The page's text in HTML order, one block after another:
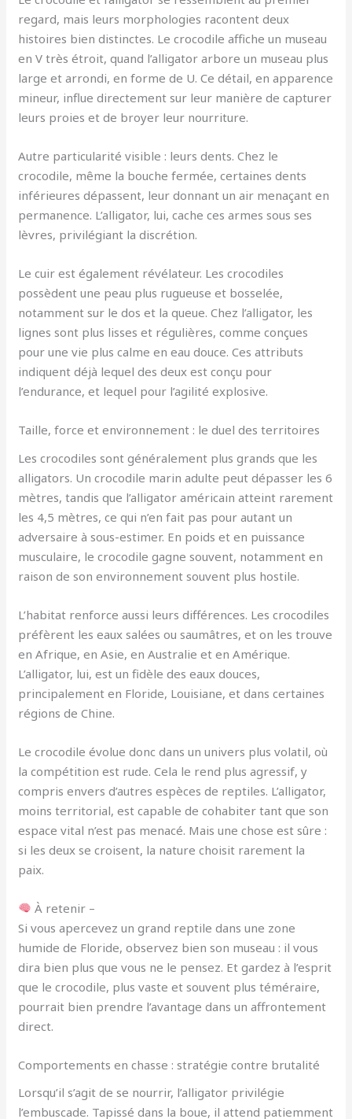
regard, mais leurs morphologies racontent deux
histoires bien distinctes. Le crocodile affiche un museau
en V très étroit, quand l’alligator arbore un museau plus
large et arrondi, en forme de U. Ce détail, en apparence
mineur, influe directement sur leur manière de capturer
leurs proies et de broyer leur nourriture.
Autre particularité visible : leurs dents. Chez le
crocodile, même la bouche fermée, certaines dents
inférieures dépassent, leur donnant un air menaçant en
permanence. L’alligator, lui, cache ces armes sous ses
lèvres, privilégiant la discrétion.
Le cuir est également révélateur. Les crocodiles
possèdent une peau plus rugueuse et bosselée,
notamment sur le dos et la queue. Chez l’alligator, les
lignes sont plus lisses et régulières, comme conçues
pour une vie plus calme en eau douce. Ces attributs
indiquent déjà lequel des deux est conçu pour
l’endurance, et lequel pour l’agilité explosive.
Taille, force et environnement : le duel des territoires
Les crocodiles sont généralement plus grands que les
alligators. Un crocodile marin adulte peut dépasser les 6
mètres, tandis que l’alligator américain atteint rarement
les 4,5 mètres, ce qui n’en fait pas pour autant un
adversaire à sous-estimer. En poids et en puissance
musculaire, le crocodile gagne souvent, notamment en
raison de son environnement souvent plus hostile.
L’habitat renforce aussi leurs différences. Les crocodiles
préfèrent les eaux salées ou saumâtres, et on les trouve
en Afrique, en Asie, en Australie et en Amérique.
L’alligator, lui, est un fidèle des eaux douces,
principalement en Floride, Louisiane, et dans certaines
régions de Chine.
Le crocodile évolue donc dans un univers plus volatil, où
la compétition est rude. Cela le rend plus agressif, y
compris envers d’autres espèces de reptiles. L’alligator,
moins territorial, est capable de cohabiter tant que son
espace vital n’est pas menacé. Mais une chose est sûre :
si les deux se croisent, la nature choisit rarement la
paix.
À retenir –
Si vous apercevez un grand reptile dans une zone
humide de Floride, observez bien son museau : il vous
dira bien plus que vous ne le pensez. Et gardez à l’esprit
que le crocodile, plus vaste et souvent plus téméraire,
pourrait bien prendre l’avantage dans un affrontement
direct.
Comportements en chasse : stratégie contre brutalité
Lorsqu’il s’agit de se nourrir, l’alligator privilégie
l’embuscade. Tapissé dans la boue, il attend patiemment